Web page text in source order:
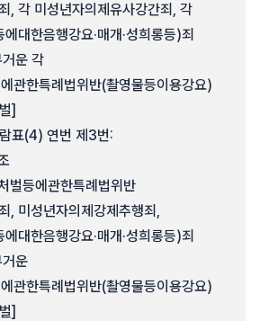
, 각 미성년자의제유사강간죄, 각
대한음행강요·매개·성희롱등)죄
운 각
관한특례법위반(촬영물등이용강요)
]
표(4) 연번 제3번:
벌등에관한특례법위반
, 미성년자의제강제추행죄,
대한음행강요·매개·성희롱등)죄
운
관한특례법위반(촬영물등이용강요)
]